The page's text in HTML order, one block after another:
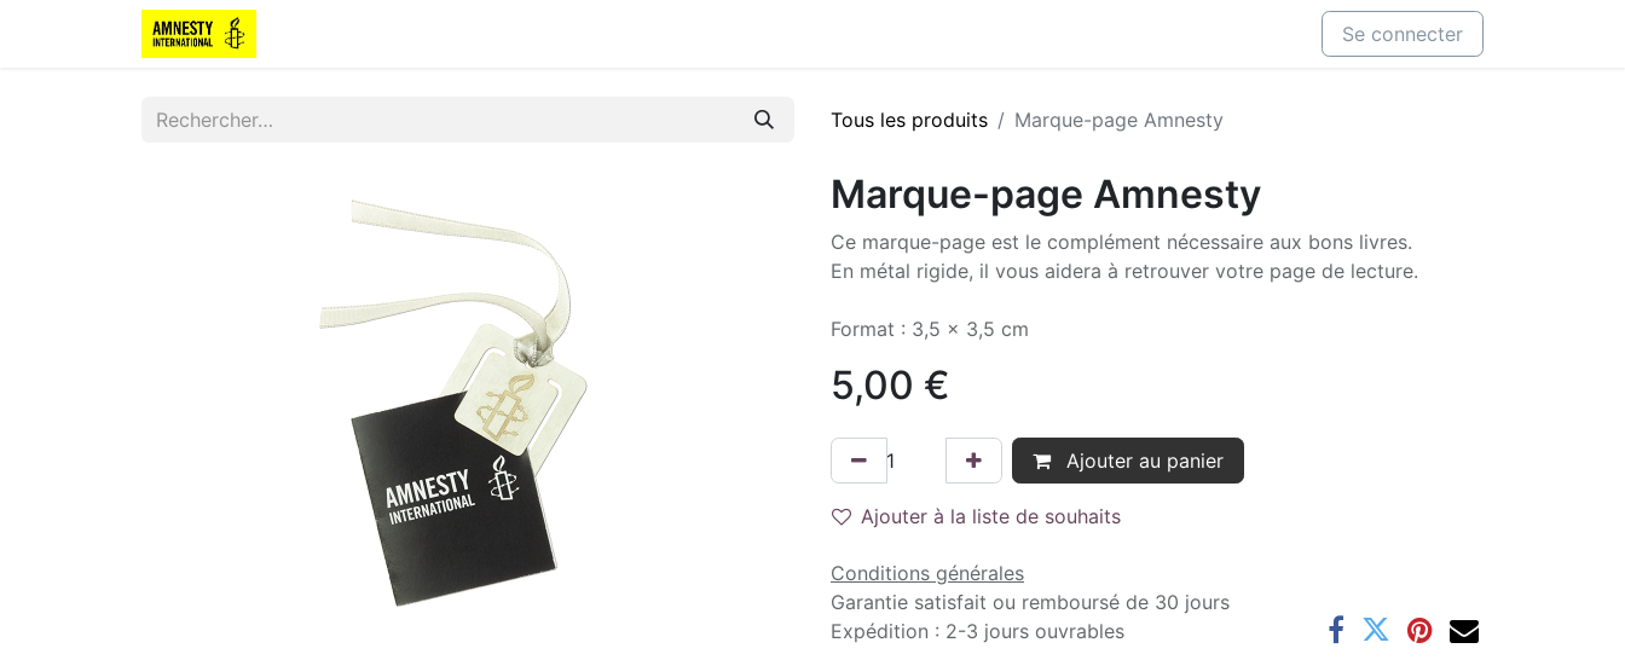
Se connecter
Tous les produits Marque-page Amnesty
Marque-page Amnesty
Ce marque-page est le complément nécessaire aux bons livres.
En métal rigide, il vous aidera à retrouver votre page de lecture.
Format : 3,5 x 3,5 cm
5,00 €
Ajouter au panier
Ajouter à la liste de souhaits
Conditions générales
Garantie satisfait ou remboursé de 30 jours
Expédition : 2-3 jours ouvrables